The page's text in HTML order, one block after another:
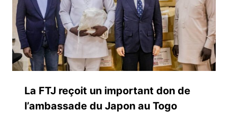
La FTJ reçoit un important don de
l’ambassade du Japon au Togo